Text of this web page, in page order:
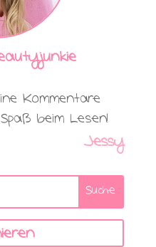
Kommentare
beim Lesen!
Jessy